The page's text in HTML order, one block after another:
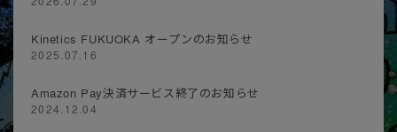
2025.07.16
Kinetics FUKUOKA オープンのお知らせ
2024.12.04
Amazon Pay決済サービス終了のお知らせ